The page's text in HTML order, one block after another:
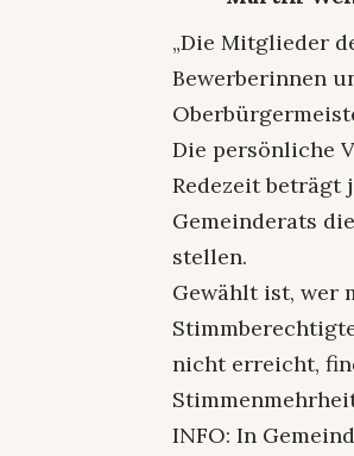
„Die Mitglieder
Bewerberinnen
Die persönliche
Redezeit beträgt
Gemeinderats
stellen.
Gewählt ist, wer
nicht erreicht,
INFO: In